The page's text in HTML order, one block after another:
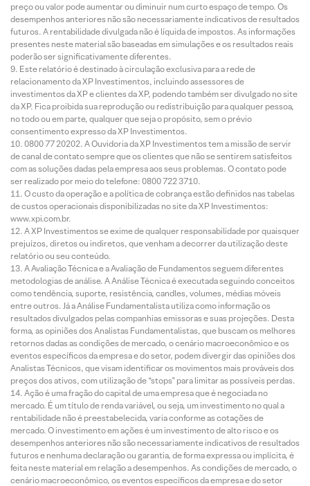
preço ou valor pode aumentar ou diminuir num curto espaço de tempo. Os
desempenhos anteriores não são necessariamente indicativos de resultados
futuros. A rentabilidade divulgada não é líquida de impostos. As informações
presentes neste material são baseadas em simulações e os resultados reais
poderão ser significativamente diferentes.
Este relatório é destinado à circulação exclusiva para a rede de
relacionamento da XP Investimentos, incluindo assessores de
investimentos da XP e clientes da XP, podendo também ser divulgado no site
da XP. Fica proibida sua reprodução ou redistribuição para qualquer pessoa,
no todo ou em parte, qualquer que seja o propósito, sem o prévio
consentimento expresso da XP Investimentos.
0800 77 20202. A Ouvidoria da XP Investimentos tem a missão de servir
de canal de contato sempre que os clientes que não se sentirem satisfeitos
com as soluções dadas pela empresa aos seus problemas. O contato pode
ser realizado por meio do telefone: 0800 722 3710.
O custo da operação e a política de cobrança estão definidos nas tabelas
de custos operacionais disponibilizadas no site da XP Investimentos:
www.xpi.com.br.
A XP Investimentos se exime de qualquer responsabilidade por quaisquer
prejuízos, diretos ou indiretos, que venham a decorrer da utilização deste
relatório ou seu conteúdo.
A Avaliação Técnica e a Avaliação de Fundamentos seguem diferentes
metodologias de análise. A Análise Técnica é executada seguindo conceitos
como tendência, suporte, resistência, candles, volumes, médias móveis
entre outros. Já a Análise Fundamentalista utiliza como informação os
resultados divulgados pelas companhias emissoras e suas projeções. Desta
forma, as opiniões dos Analistas Fundamentalistas, que buscam os melhores
retornos dadas as condições de mercado, o cenário macroeconômico e os
eventos específicos da empresa e do setor, podem divergir das opiniões dos
Analistas Técnicos, que visam identificar os movimentos mais prováveis dos
preços dos ativos, com utilização de “stops” para limitar as possíveis perdas.
Ação é uma fração do capital de uma empresa que é negociada no
mercado. É um título de renda variável, ou seja, um investimento no qual a
rentabilidade não é preestabelecida, varia conforme as cotações de
mercado. O investimento em ações é um investimento de alto risco e os
desempenhos anteriores não são necessariamente indicativos de resultados
futuros e nenhuma declaração ou garantia, de forma expressa ou implícita, é
feita neste material em relação a desempenhos. As condições de mercado, o
cenário macroeconômico, os eventos específicos da empresa e do setor